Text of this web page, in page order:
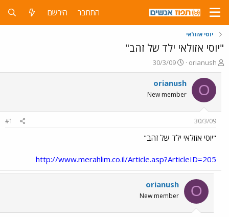
התחבר הירשם
יוסי אזולאי
"יוסי אזולאי ילד של זהב"
פ
ו
ת
ח
ה
ו
ש
א
orianush
פ
ו
ר
ם
ר
30/3/09
O
orianush
New member
30/3/09
#1
"יוסי אזולאי ילד של זהב"
http://www.merahlim.co.il/Article.asp?ArticleID=205
O
orianush
New member